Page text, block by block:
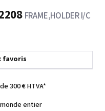
FRAME,HOLDER I/C
favoris
300 € HTVA*
entier